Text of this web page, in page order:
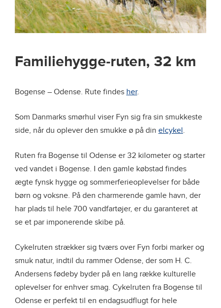
Familiehygge-ruten, 32 km
Bogense – Odense. Rute findes her.
Som Danmarks smørhul viser Fyn sig fra sin smukkeste
side, når du oplever den smukke ø på din elcykel.
Ruten fra Bogense til Odense er 32 kilometer og starter
ved vandet i Bogense. I den gamle købstad findes
ægte fynsk hygge og sommerferieoplevelser for både
børn og voksne. På den charmerende gamle havn, der
har plads til hele 700 vandfartøjer, er du garanteret at
se et par imponerende skibe på.
Cykelruten strækker sig tværs over Fyn forbi marker og
smuk natur, indtil du rammer Odense, der som H. C.
Andersens fødeby byder på en lang række kulturelle
oplevelser for enhver smag. Cykelruten fra Bogense til
Odense er perfekt til en endagsudflugt for hele